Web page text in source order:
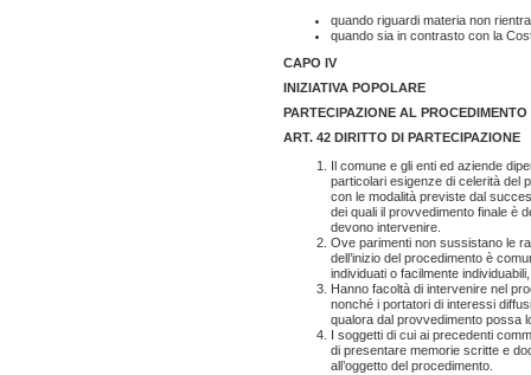
quando riguardi materia non
quando sia in contrasto con la
CAPO IV
INIZIATIVA POPOLARE
PARTECIPAZIONE AL
ART. 42 DIRITTO DI PARTECIPAZIONE
Il comune e gli enti ed aziende
particolari esigenze di celerità del
con le modalità previste dal
dei quali il provvedimento finale è
devono intervenire.
Ove parimenti non sussistano le
dell’inizio del procedimento è
individuati o facilmente
Hanno facoltà di intervenire nel
nonché i portatori di interessi
qualora dal provvedimento possa
I soggetti di cui ai precedenti
di presentare memorie scritte e
all’oggetto del procedimento.